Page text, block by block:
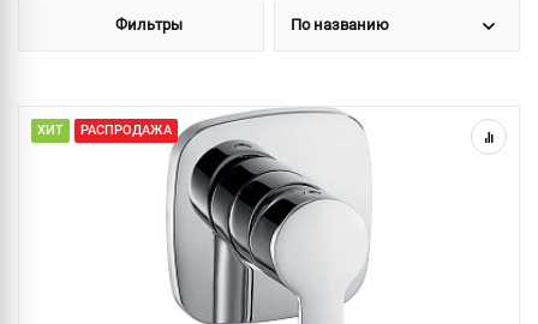
Фильтры По названию
ХИТ РАСПРОДАЖА